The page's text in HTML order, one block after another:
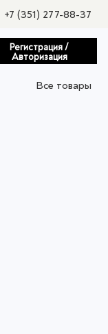
+7 (351) 277-88-37
Регистрация /
Авторизация
Все товары